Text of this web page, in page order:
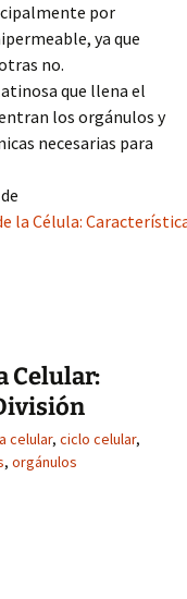
por
ya que
no.
que llena el
los orgánulos y
necesarias para
la Célula:
Celular:
celular, ciclo celular,
, orgánulos